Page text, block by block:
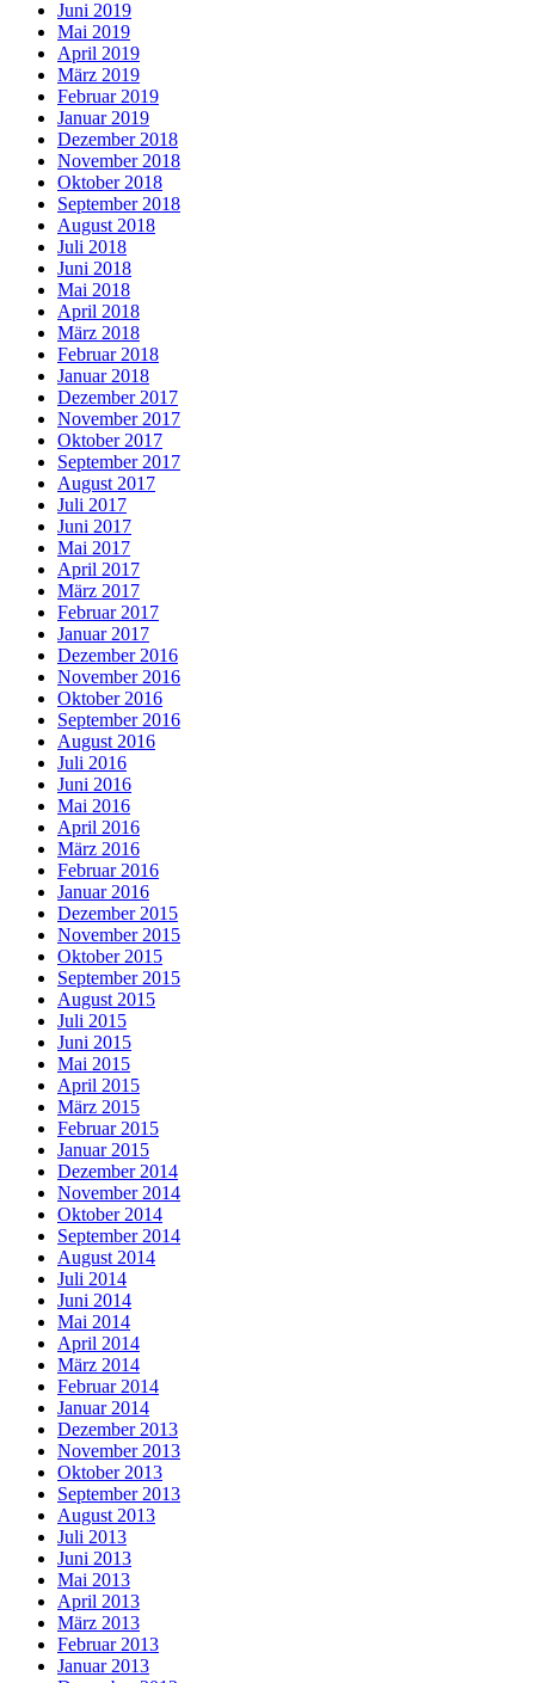
Juni 2019
Mai 2019
April 2019
März 2019
Februar 2019
Januar 2019
Dezember 2018
November 2018
Oktober 2018
September 2018
August 2018
Juli 2018
Juni 2018
Mai 2018
April 2018
März 2018
Februar 2018
Januar 2018
Dezember 2017
November 2017
Oktober 2017
September 2017
August 2017
Juli 2017
Juni 2017
Mai 2017
April 2017
März 2017
Februar 2017
Januar 2017
Dezember 2016
November 2016
Oktober 2016
September 2016
August 2016
Juli 2016
Juni 2016
Mai 2016
April 2016
März 2016
Februar 2016
Januar 2016
Dezember 2015
November 2015
Oktober 2015
September 2015
August 2015
Juli 2015
Juni 2015
Mai 2015
April 2015
März 2015
Februar 2015
Januar 2015
Dezember 2014
November 2014
Oktober 2014
September 2014
August 2014
Juli 2014
Juni 2014
Mai 2014
April 2014
März 2014
Februar 2014
Januar 2014
Dezember 2013
November 2013
Oktober 2013
September 2013
August 2013
Juli 2013
Juni 2013
Mai 2013
April 2013
März 2013
Februar 2013
Januar 2013